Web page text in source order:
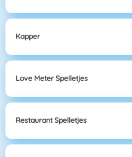
Kapper
Love Meter Spelletjes
Restaurant Spelletjes